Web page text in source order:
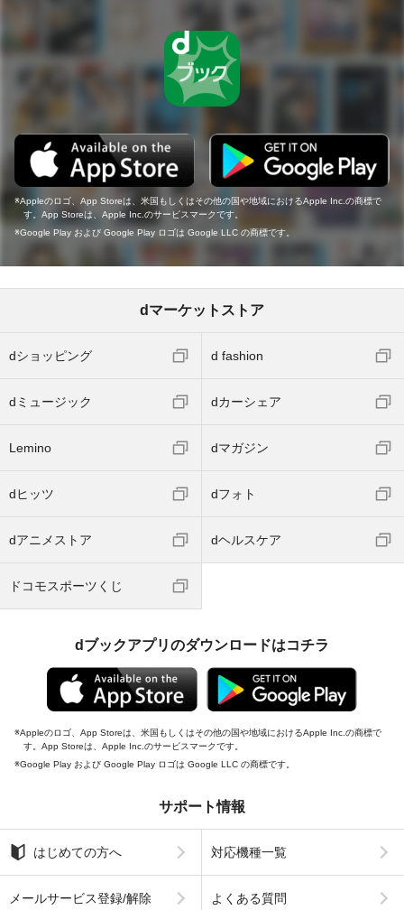
Appleのロゴ、App Storeは、米国もしくはその他の国や地域におけるApple Inc.の商標で
す。App Storeは、Apple Inc.のサービスマークです。
Google Play および Google Play ロゴは Google LLC の商標です。
dマーケットストア
dショッピング d fashion
dミュージック dカーシェア
Lemino dマガジン
dヒッツ dフォト
dアニメストア dヘルスケア
ドコモスポーツくじ
dブックアプリのダウンロードはコチラ
Appleのロゴ、App Storeは、米国もしくはその他の国や地域におけるApple Inc.の商標で
す。App Storeは、Apple Inc.のサービスマークです。
Google Play および Google Play ロゴは Google LLC の商標です。
サポート情報
はじめての方へ 対応機種一覧
メールサービス登録/解除 よくある質問